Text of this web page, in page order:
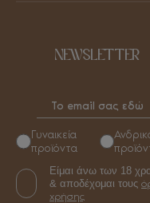
NEWSLETTER
Γυναικεία
προϊόντα
Είμαι άνω των 18
& αποδέχομαι τους
χρήσης